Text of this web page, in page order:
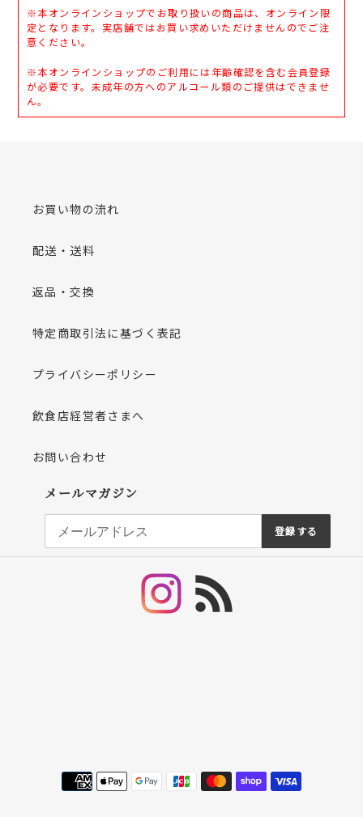
※本オンラインショップでお取り扱いの商品は、オンライン限
定となります。実店舗ではお買い求めいただけませんのでご注
意ください。
※本オンラインショップのご利用には年齢確認を含む会員登録
が必要です。未成年の方へのアルコール類のご提供はできませ
ん。
お買い物の流れ
配送・送料
返品・交換
特定商取引法に基づく表記
プライバシーポリシー
飲食店経営者さまへ
お問い合わせ
メールマガジン
登録する
Instagram
決
済